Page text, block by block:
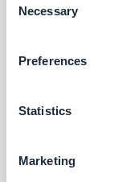
Selection
Necessary
Preferences
Statistics
Marketing
workers: